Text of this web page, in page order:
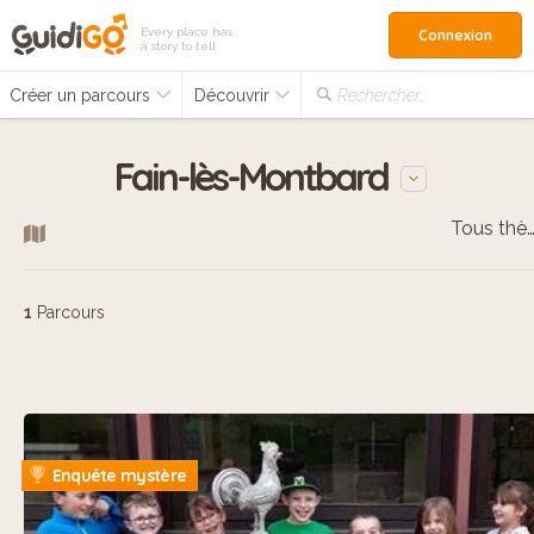
Every place has
a story to tell
Créer un parcours Découvrir Rechercher…
Connexion
Fain-lès-Montbard
Tous thèmes
1 Parcours
Enquête mystère